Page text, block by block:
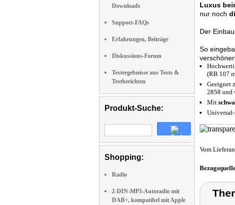
Downloads
Support-FAQs
Erfahrungen, Beiträge
Diskussions-Forum
Testergebnisse aus Tests &
Testberichten
Produkt-Suche:
Shopping:
Radio
2-DIN-MP3-Autoradio mit
DAB+, kompatibel mit Apple
Luxus
nur noch
Der
So
(RB 107
Geeignet
2858 und
Mit
Vom